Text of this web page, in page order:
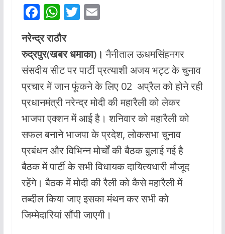
F
e
b
o
o
k
W
h
at
s
A
p
p
T
er
E
ai
l
नरेन्द्र राठौर
रुद्रपुर(खबर धमाका)। नैनीताल ऊधमसिंहनगर
संसदीय सीट पर पार्टी प्रत्याशी अजय भट्ट के चुनाव
प्रचार में जान फूंकने के लिए 02 अप्रैल को होने रही
प्रधानमंत्री नरेन्द्र मोदी की महारैली को लेकर
भाजपा एक्शन में आई है। शनिवार को महारैली को
सफल बनाने भाजपा के प्रदेश, लोकसभा चुनाव
प्रबंधन और विभिन्न मोर्चों की बैठक बुलाई गई है
बैठक में पार्टी के सभी विधायक दायित्यधारी मौजूद
रहेंगे। बैठक में मोदी की रैली को कैसे महारैली में
तब्दील किया जाए इसका मंथन कर सभी को
जिम्मेदारियां सौंपी जाएगी।